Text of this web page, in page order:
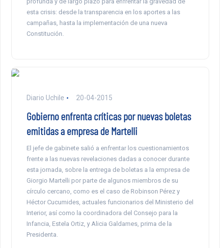
esta crisis: desde la transparencia en los aportes a las
campañas, hasta la implementación de una nueva
Constitución.
Diario Uchile 20-04-2015
Gobierno enfrenta críticas por nuevas boletas
emitidas a empresa de Martelli
El jefe de gabinete salió a enfrentar los cuestionamientos
frente a las nuevas revelaciones dadas a conocer durante
esta jornada, sobre la entrega de boletas a la empresa de
Giorgio Martelli por parte de algunos miembros de su
círculo cercano, como es el caso de Robinson Pérez y
Héctor Cucumides, actuales funcionarios del Ministerio del
Interior, así como la coordinadora del Consejo para la
Infancia, Estela Ortiz, y Alicia Galdames, prima de la
Presidenta.